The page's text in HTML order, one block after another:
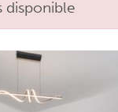
disponible